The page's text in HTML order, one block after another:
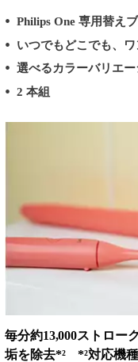
Philips One 専用替え
いつでもどこでも、
選べるカラーバリエ
2 本組
毎分約13,000ストロー
垢を除去*² *²対応機